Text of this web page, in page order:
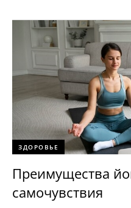
ЗДОРОВЬЕ
Преимущества
самочувствия